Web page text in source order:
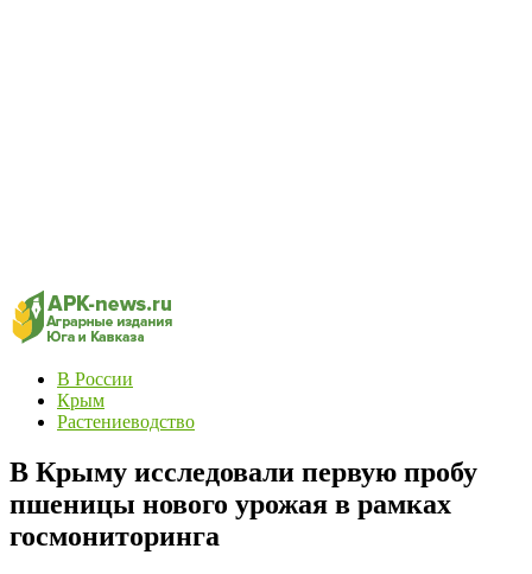
В России
Крым
Растениеводство
В Крыму исследовали первую пробу
пшеницы нового урожая в рамках
госмониторинга